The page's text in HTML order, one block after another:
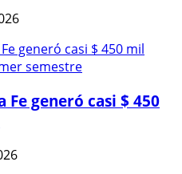
Fe generó casi $ 450